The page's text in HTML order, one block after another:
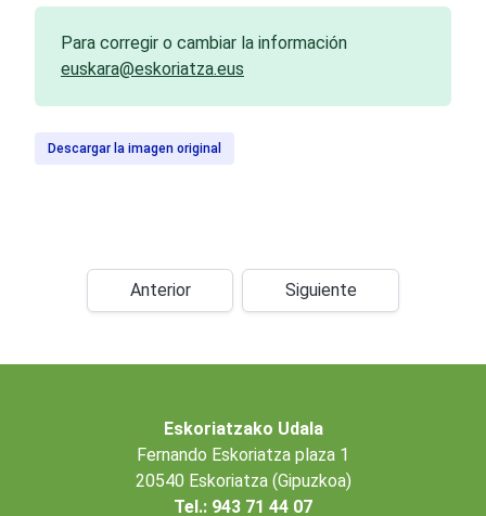
Para corregir o cambiar la información
euskara@eskoriatza.eus
Descargar la imagen original
Anterior Siguiente
Eskoriatzako Udala
Fernando Eskoriatza plaza 1
20540 Eskoriatza (Gipuzkoa)
Tel.: 943 71 44 07